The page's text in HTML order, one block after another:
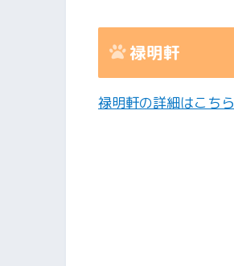
禄明軒
禄明軒の詳細はこちら